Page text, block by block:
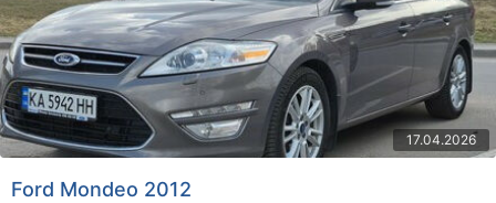
17.04.2026
Ford Mondeo 2012